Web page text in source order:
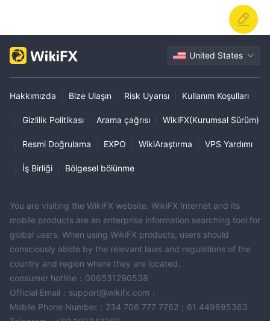
United States
Hakkımızda Bize Ulaşın Risk Uyarısı Kullanım Koşulları
Gizlilik Politikası Arama çağrısı WikiFX(Kurumsal Sürüm)
Resmi Doğrulama EXPO WikiAraştırma VPS Yardımı
İş Birliği Bölgesel bölünme
You are visiting the WikiFX website. WikiFX Internet and its
mobile products are an enterprise information searching tool for
global users. When using WikiFX products, users should
consciously abide by the relevant laws and regulations of the
country and region where they are located.
consumer hotline：006531290538
Official Email：support@wikifx.com；
Mobile Phone Number：234 706 777 7762；61 449895363